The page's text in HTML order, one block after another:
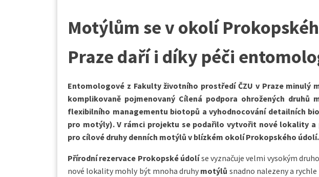
Motýlům se v okolí
Praze daří i díky péči
Entomologové z Fakulty životního prostředí ČZU v Praze minulý
komplikovaně pojmenovaný Cílená podpora ohrožených druhů
flexibilního managementu biotopů a vyhodnocování detailních
pro motýly). V rámci projektu se podařilo vytvořit nové lokality
pro cílové druhy denních motýlů v blízkém okolí Prokopského údolí.
Přírodní rezervace Prokopské údolíse vyznačuje velmi vysokým
nové lokality mohly být mnoha druhy motýlů snadno nalezeny a